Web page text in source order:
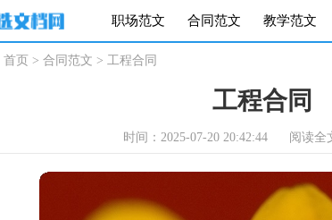
职场范文 合同范文 教学范文
首页 > 合同范文 > 工程合同
工程合同
时间：2025-07-20 20:42:44 阅读全